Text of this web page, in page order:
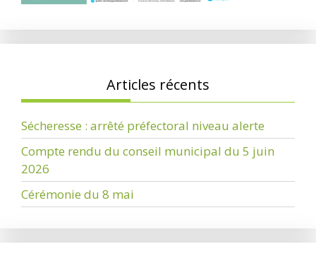
Articles récents
Sécheresse : arrêté préfectoral niveau alerte
Compte rendu du conseil municipal du 5 juin
2026
Cérémonie du 8 mai